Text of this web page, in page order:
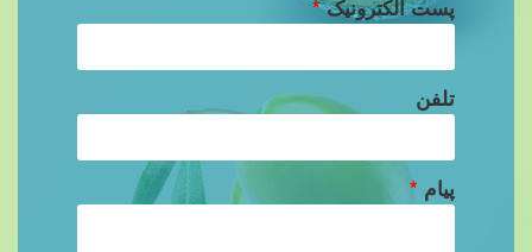
پست الکترونیک*
تلفن
پیام *